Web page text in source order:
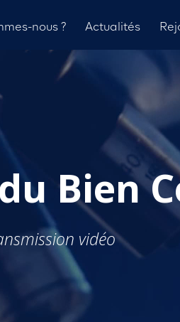
nous ? Actualités
Bien
vidéo